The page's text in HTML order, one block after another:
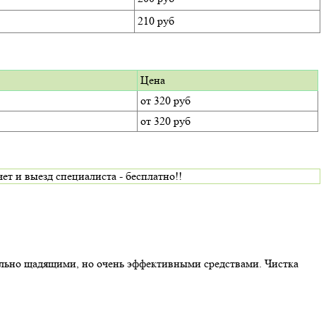
210 руб
Цена
от 320 руб
от 320 руб
выезд специалиста - бесплатно!!
щадящими, но очень эффективными средствами. Чистка